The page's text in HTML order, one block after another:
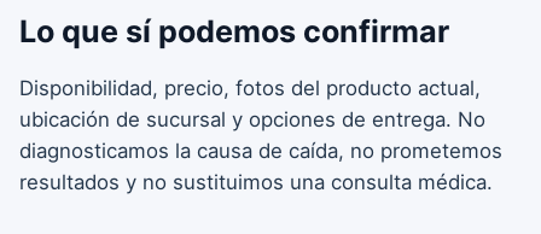
Lo que sí podemos confirmar
Disponibilidad, precio, fotos del producto actual,
ubicación de sucursal y opciones de entrega. No
diagnosticamos la causa de caída, no prometemos
resultados y no sustituimos una consulta médica.